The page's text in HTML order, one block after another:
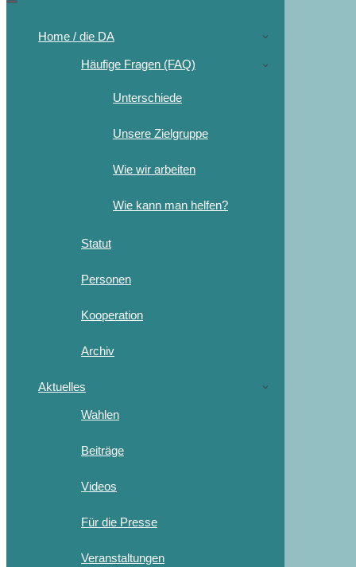
Home / die DA
Häufige Fragen (FAQ)
Unterschiede
Unsere Zielgruppe
Wie wir arbeiten
Wie kann man helfen?
Statut
Personen
Kooperation
Archiv
Aktuelles
Wahlen
Beiträge
Videos
Für die Presse
Veranstaltungen